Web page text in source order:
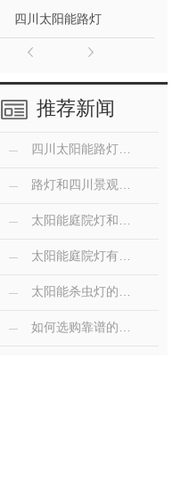
四川太阳能路灯
推荐新闻